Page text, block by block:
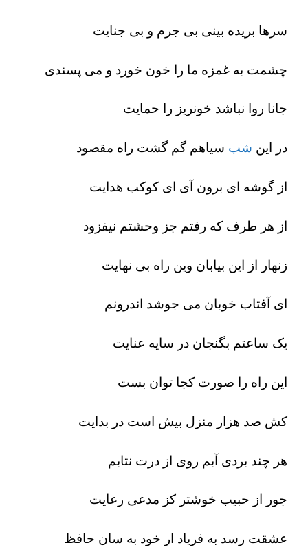
سرها بریده بینی بی جرم و بی جنایت
چشمت به غمزه ما را خون خورد و می پسندی
جانا روا نباشد خونریز را حمایت
در این شب سیاهم گم گشت راه مقصود
از گوشه ای برون آی ای کوکب هدایت
از هر طرف که رفتم جز وحشتم نیفزود
زنهار از این بیابان وین راه بی نهایت
ای آفتاب خوبان می جوشد اندرونم
یک ساعتم بگنجان در سایه عنایت
این راه را صورت کجا توان بست
کش صد هزار منزل بیش است در بدایت
هر چند بردی آبم روی از درت نتابم
جور از حبیب خوشتر کز مدعی رعایت
عشقت رسد به فریاد ار خود به سان حافظ